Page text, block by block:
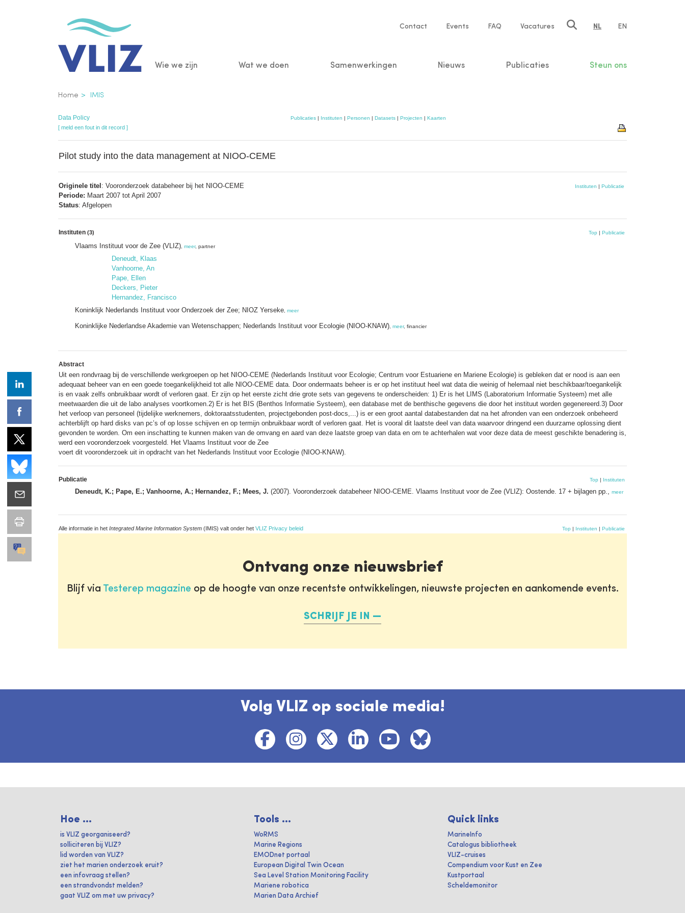
Service
Contact Events FAQ Vacatures NL EN
Main
Wie we zijn Wat we doen Samenwerkingen Nieuws Publicaties Steun ons
Kruimelpad
Home IMIS
Data Policy Publicaties| Instituten | Personen | Datasets| Projecten | Kaarten
[ meld een fout in dit record ]
Pilot study into the data management at NIOO-CEME
Originele titel : Vooronderzoek databeheer bij het NIOO-CEME
Periode: Maart 2007 tot April 2007
Status: Afgelopen
Instituten | Publicatie
Instituten (3) Top | Publicatie
Vlaams Instituut voor de Zee (VLIZ) meer, partner
Deneudt, Klaas
Vanhoorne, An
Pape, Ellen
Deckers, Pieter
Hernandez, Francisco
Koninklijk Nederlands Instituut voor Onderzoek der Zee; NIOZ Yerseke meer
Koninklijke Nederlandse Akademie van Wetenschappen; Nederlands Instituut voor Ecologie (NIOO-KNAW) meer, financier
Abstract
Uit een rondvraag bij de verschillende werkgroepen op het NIOO-CEME (Nederlands Instituut voor Ecologie; Centrum voor Estuariene en Mariene Ecologie) is gebleken dat er nood is aan een
adequaat beheer van en een goede toegankelijkheid tot alle NIOO-CEME data. Door ondermaats beheer is er op het instituut heel wat data die weinig of helemaal niet beschikbaar/toegankelijk
is en vaak zelfs onbruikbaar wordt of verloren gaat. Er zijn op het eerste zicht drie grote sets van gegevens te onderscheiden: 1) Er is het LIMS (Laboratorium Informatie Systeem) met alle
meetwaarden die uit de labo analyses voortkomen.2) Er is het BIS (Benthos Informatie Systeem), een database met de benthische gegevens die door het instituut worden gegenereerd.3) Door
het verloop van personeel (tijdelijke werknemers, doktoraatsstudenten, projectgebonden post-docs,...) is er een groot aantal databestanden dat na het afronden van een onderzoek onbeheerd
achterblijft op hard disks van pc’s of op losse schijven en op termijn onbruikbaar wordt of verloren gaat. Het is vooral dit laatste deel van data waarvoor dringend een duurzame oplossing dient
gevonden te worden. Om een inschatting te kunnen maken van de omvang en aard van deze laatste groep van data en om te achterhalen wat voor deze data de meest geschikte benadering is,
werd een vooronderzoek voorgesteld. Het Vlaams Instituut voor de Zee
voert dit vooronderzoek uit in opdracht van het Nederlands Instituut voor Ecologie (NIOO-KNAW).
Publicatie Top | Instituten
Deneudt, K.; Pape, E.; Vanhoorne, A.; Hernandez, F.; Mees, J. (2007). Vooronderzoek databeheer NIOO-CEME. Vlaams Instituut voor de Zee (VLIZ): Oostende. 17 + bijlagen pp., meer
Alle informatie in het Integrated Marine Information System (IMIS) valt onder het VLIZ Privacy beleid Top | Instituten | Publicatie
Ontvang onze nieuwsbrief
Blijf via Testerep magazine op de hoogte van onze recentste ontwikkelingen, nieuwste projecten en aankomende events.
SCHRIJF JE IN
Volg VLIZ op sociale media!
Hoe ...
is VLIZ georganiseerd?
solliciteren bij VLIZ?
lid worden van VLIZ?
ziet het marien onderzoek eruit?
een infovraag stellen?
een strandvondst melden?
gaat VLIZ om met uw privacy?
Tools ...
WoRMS
Marine Regions
EMODnet portaal
European Digital Twin Ocean
Sea Level Station Monitoring Facility
Mariene robotica
Marien Data Archief
Quick links
MarineInfo
Catalogus bibliotheek
VLIZ-cruises
Compendium voor Kust en Zee
Kustportaal
Scheldemonitor